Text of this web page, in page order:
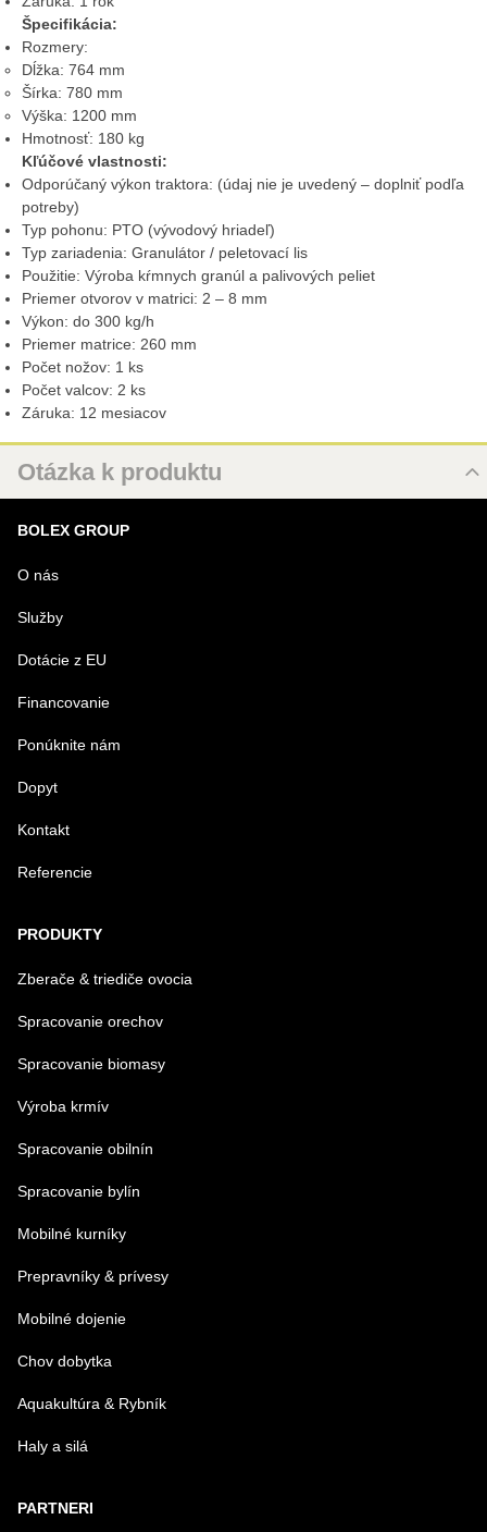
Špecifikácia:
Rozmery:
Dĺžka: 764 mm
Šírka: 780 mm
Výška: 1200 mm
Hmotnosť: 180 kg
Kľúčové vlastnosti:
Odporúčaný výkon traktora: (údaj nie je uvedený – doplniť podľa
potreby)
Typ pohonu: PTO (vývodový hriadeľ)
Typ zariadenia: Granulátor / peletovací lis
Použitie: Výroba kŕmnych granúl a palivových peliet
Priemer otvorov v matrici: 2 – 8 mm
Výkon: do 300 kg/h
Priemer matrice: 260 mm
Počet nožov: 1 ks
Počet valcov: 2 ks
Záruka: 12 mesiacov
Otázka k produktu
MENO
VÁŠ E-MAIL
VAŠA OTÁZKA K PRODUKTU
Odoslať
BOLEX GROUP
O nás
Služby
Dotácie z EU
Financovanie
Ponúknite nám
Dopyt
Kontakt
Referencie
PRODUKTY
Zberače & triediče ovocia
Spracovanie orechov
Spracovanie biomasy
Výroba krmív
Spracovanie obilnín
Spracovanie bylín
Mobilné kurníky
Prepravníky & prívesy
Mobilné dojenie
Chov dobytka
Aquakultúra & Rybník
Haly a silá
PARTNERI